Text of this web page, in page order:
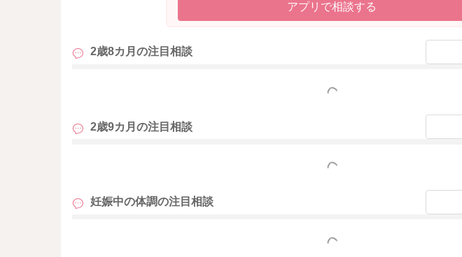
アプリで相談する
2歳8カ月の注目相談
もっと見る
2歳9カ月の注目相談
もっと見る
妊娠中の体調の注目相談
もっと見る